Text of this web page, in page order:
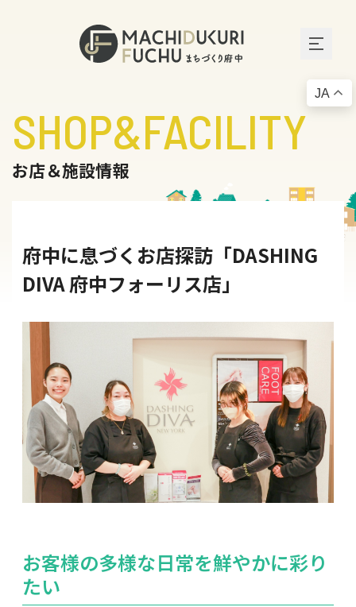
SHOP&FACILITY
お店＆施設情報
府中に息づくお店探訪「DASHING
DIVA 府中フォーリス店」
お客様の多様な日常を鮮やかに彩り
たい
JA